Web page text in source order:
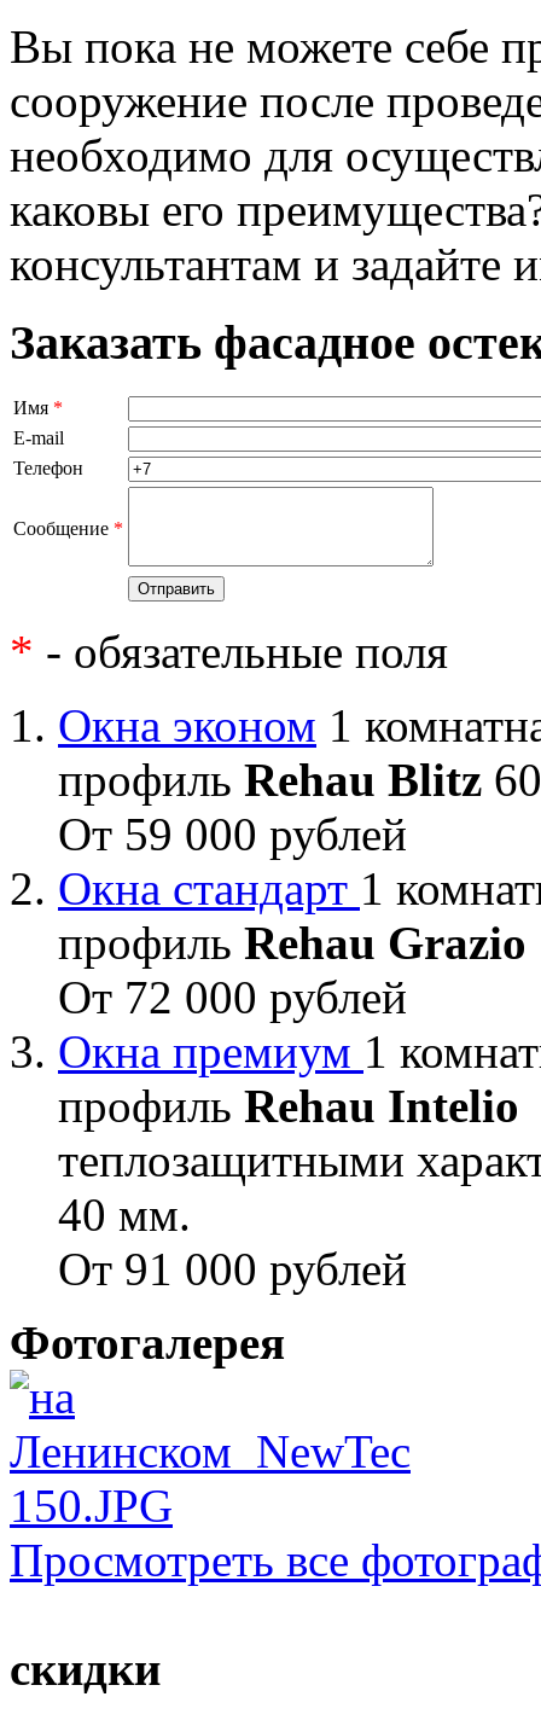
Вы пока не можете себе
сооружение после
необходимо для
каковы его
консультантам и
Заказать фасадное
Имя *
E-mail
Телефон
Сообщение *
* - обязательные поля
Окна эконом 1
профиль Rehau Blitz
От 59 000 рублей
Окна стандарт 1
профиль Rehau Grazio
От 72 000 рублей
Окна премиум 1
профиль Rehau Intelio
теплозащитными
40 мм.
От 91 000 рублей
Фотогалерея
Просмотреть все
скидки